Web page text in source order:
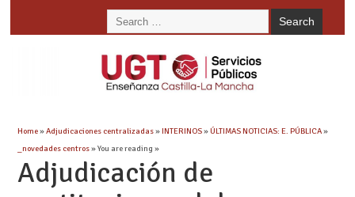
Home»Adjudicaciones centralizadas»INTERINOS»ÚLTIMAS NOTICIAS: E. PÚBLICA»
_novedades centros» You are reading »
Adjudicación de